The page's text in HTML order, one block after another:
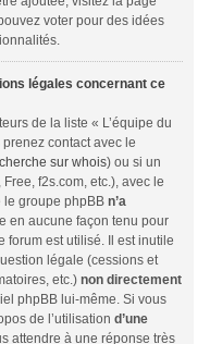
voter pour des idées
légales concernant ce
de la liste « L’équipe du
contact avec le
sur whois) ou si un
f2s.com, etc.), avec le
le groupe phpBB n’a
en aucune façon tenu pour
forum est utilisé. Il est inutile
légale (cessions et
etc.) non directement
phpBB lui-même. Si vous
de l’utilisation d’une
attendre à une réponse très